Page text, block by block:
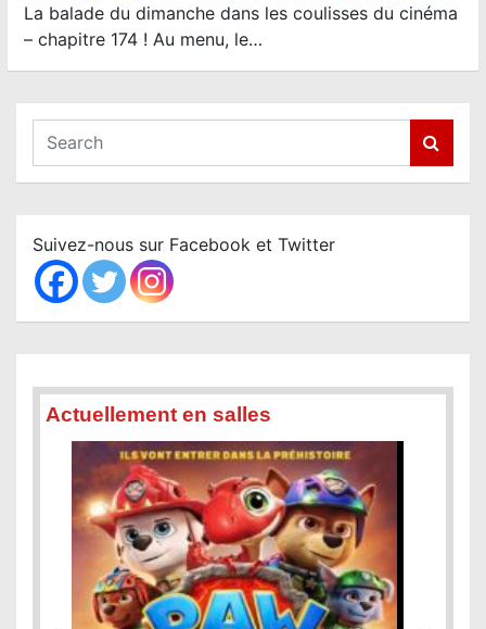
La balade du dimanche dans les coulisses du cinéma
– chapitre 174 ! Au menu, le…
a
c
h
Suivez-nous sur Facebook et Twitter
Actuellement en salles